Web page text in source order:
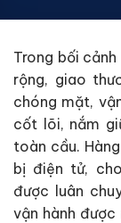
Trong bối
rộng, giao
chóng mặt,
cốt lõi, nắm
toàn cầu.
bị điện tử,
được luân
vận hành